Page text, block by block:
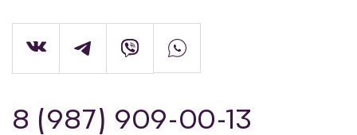
8 (987) 909-00-13